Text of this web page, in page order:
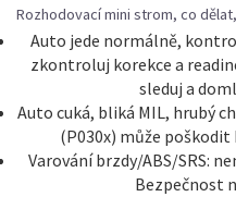
Rozhodovací mini strom, co
Auto jede normálně,
zkontroluj korekce a
sleduj a
Auto cuká, bliká MIL, hrubý
(P030x) může
Varování brzdy/ABS/SRS:
Bezpečnost